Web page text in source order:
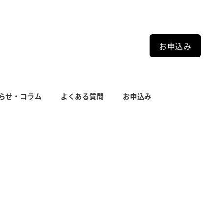
お申込み
せ・コラム よくある質問 お申込み